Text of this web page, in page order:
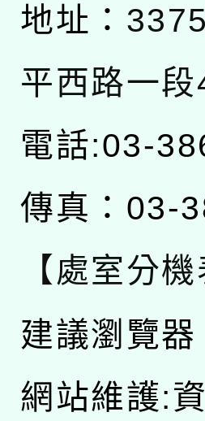
地址：
平西路一
電話:03-
傳真：03-
【處室分機
建議瀏覽
網站維護: